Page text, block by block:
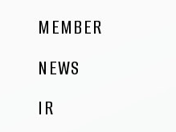
MEMBER
NEWS
IR